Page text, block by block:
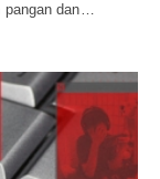
pangan dan…